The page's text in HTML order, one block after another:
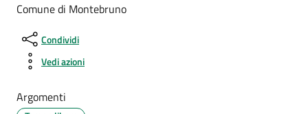
Comune di Montebruno
Condividi
Vedi azioni
Argomenti